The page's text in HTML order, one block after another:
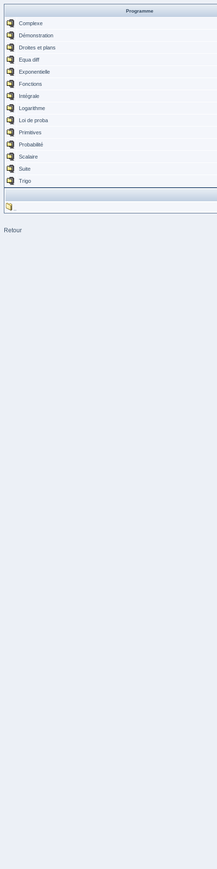
Programme
Complexe
Démonstration
Droites et plans
Equa diff
Exponentielle
Fonctions
Intégrale
Logarithme
Loi de proba
Primitives
Probabilité
Scalaire
Suite
Trigo
Retour